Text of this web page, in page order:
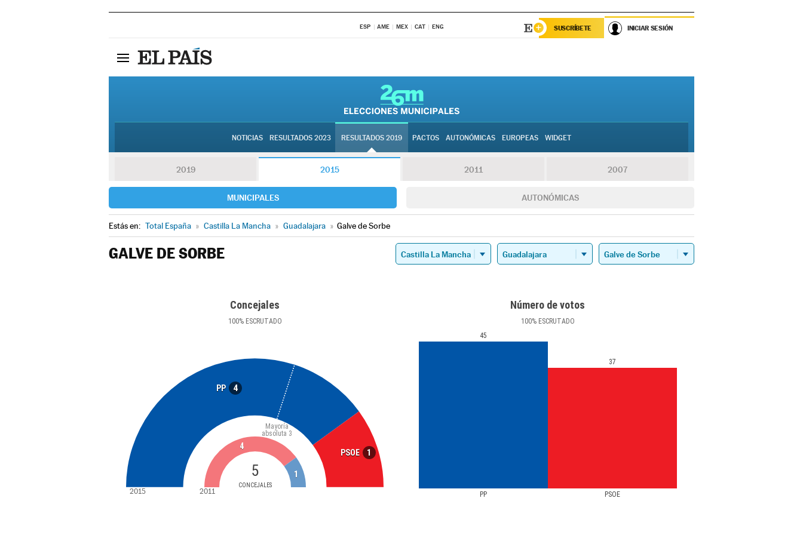
ESP AME MEX CAT ENG SUSCRÍBETE INICIAR SESIÓN
NOTICIAS RESULTADOS 2023 RESULTADOS 2019 PACTOS AUTONÓMICAS EUROPEAS WIDGET
2019 2015 2011 2007
MUNICIPALES AUTONÓMICAS
Estás en: Total España » Castilla La Mancha » Guadalajara » Galve de Sorbe
GALVE DE SORBE
Concejales
100%ESCRUTADO
PP 4
PSOE 1
5
CONCEJALES
Mayoría
absoluta 3
4
1
2015 2011
Número de votos
100%ESCRUTADO
PP PSOE
45
37